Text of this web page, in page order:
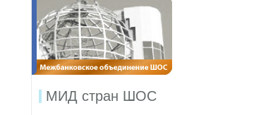
МИД стран ШОС